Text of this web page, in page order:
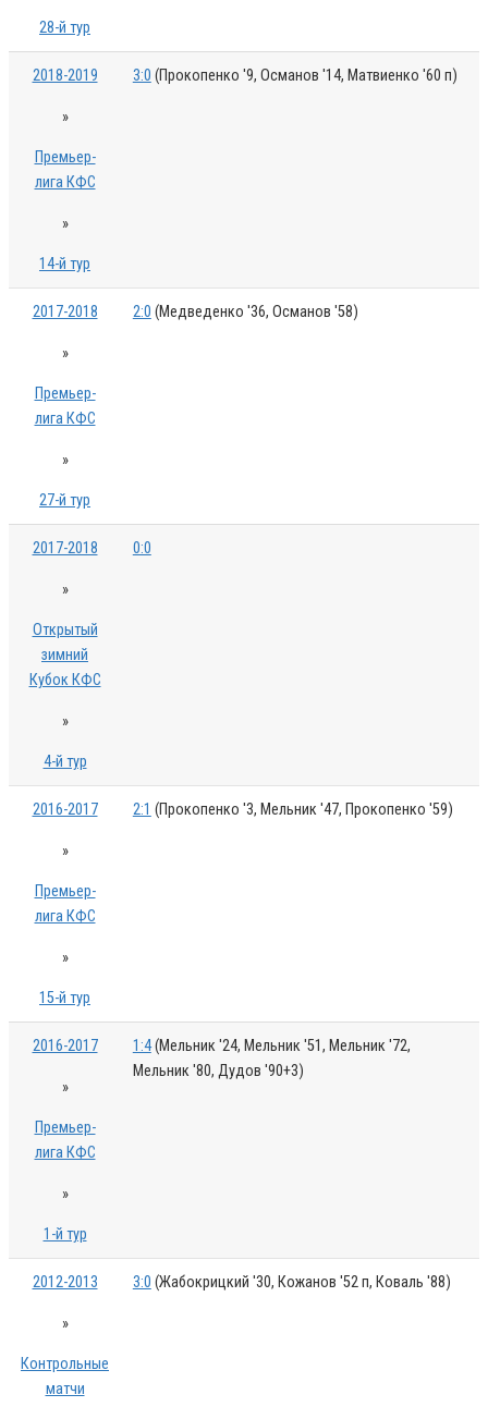
28-й тур
2018-2019
»
Премьер-
лига КФС
»
14-й тур
3:0 (Прокопенко '9, Османов '14, Матвиенко '60 п)
2017-2018
»
Премьер-
лига КФС
»
27-й тур
2:0 (Медведенко '36, Османов '58)
2017-2018
»
Открытый
зимний
Кубок КФС
»
4-й тур
0:0
2016-2017
»
Премьер-
лига КФС
»
15-й тур
2:1 (Прокопенко '3, Мельник '47, Прокопенко '59)
2016-2017
»
Премьер-
лига КФС
»
1-й тур
1:4(Мельник '24, Мельник '51, Мельник '72,
Мельник '80, Дудов '90+3)
2012-2013
»
Контрольные
матчи
3:0 (Жабокрицкий '30, Кожанов '52 п, Коваль '88)